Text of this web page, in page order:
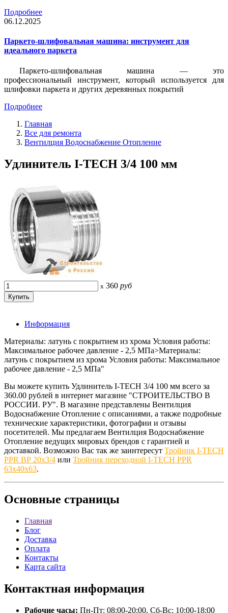
Подробнее
06.12.2025
Паркето-шлифовальная машина: инструмент для
идеального паркета
Паркето-шлифовальная машина — это
профессиональный инструмент, который используется для
шлифовки паркета и других деревянных покрытий
Подробнее
Главная
Все для ремонта
Вентилция Водоснабжение Отопление
Удлинитель I-TECH 3/4 100 мм
x 360 руб
Информация
Материалы: латунь c покрытием из хрома Условия работы:
Максимальное рабочее давление - 2,5 МПа>Материалы:
латунь c покрытием из хрома Условия работы: Максимальное
рабочее давление - 2,5 МПа"
Вы можете купить Удлинитель I-TECH 3/4 100 мм всего за
360.00 рублей в интернет магазине "СТРОИТЕЛЬСТВО В
РОССИИ. РУ". В магазине представлены Вентилция
Водоснабжение Отопление с описаниями, а также подробные
технические характеристики, фотографии и отзывы
посетителей. Мы предлагаем Вентилция Водоснабжение
Отопление ведущих мировых брендов с гарантией и
доставкой. Возможно Вас так же заинтересут Тройник I-TECH
PPR ВР 20x3/4 или Тройник переходной I-TECH PPR
63x40x63.
Основные страницы
Главная
Блог
Доставка
Оплата
Контакты
Карта сайта
Контактная информация
Рабочие часы: Пн-Пт: 08:00-20:00, Сб-Вс: 10:00-18:00